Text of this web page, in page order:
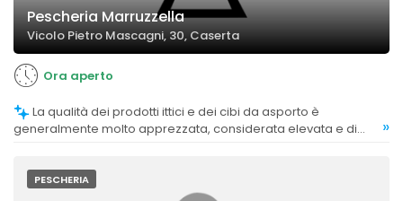
Pescheria Marruzzella
Vicolo Pietro Mascagni, 30, Caserta
Ora aperto
generalmente molto apprezzata, considerata elevata e di
»
PESCHERIA